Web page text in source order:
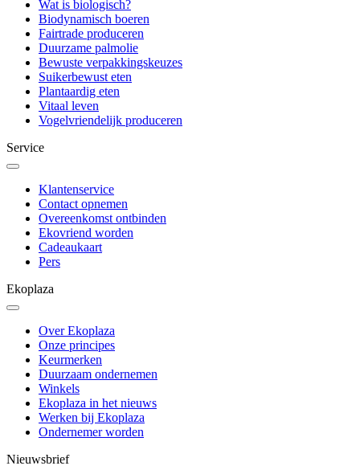
Wat is biologisch?
Biodynamisch boeren
Fairtrade produceren
Duurzame palmolie
Bewuste verpakkingskeuzes
Suikerbewust eten
Plantaardig eten
Vitaal leven
Vogelvriendelijk produceren
Service
Klantenservice
Contact opnemen
Overeenkomst ontbinden
Ekovriend worden
Cadeaukaart
Pers
Ekoplaza
Over Ekoplaza
Onze principes
Keurmerken
Duurzaam ondernemen
Winkels
Ekoplaza in het nieuws
Werken bij Ekoplaza
Ondernemer worden
Nieuwsbrief